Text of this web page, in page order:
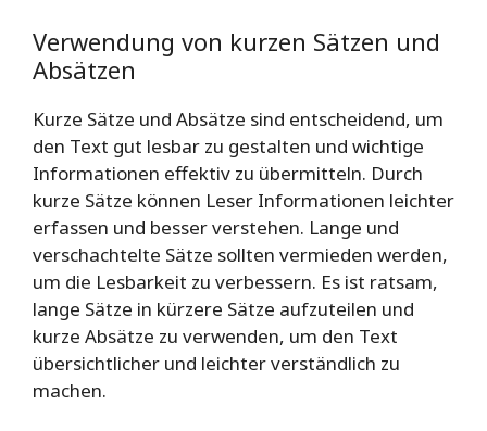
Verwendung von kurzen Sätzen und
Absätzen
Kurze Sätze und Absätze sind entscheidend, um
den Text gut lesbar zu gestalten und wichtige
Informationen effektiv zu übermitteln. Durch
kurze Sätze können Leser Informationen leichter
erfassen und besser verstehen. Lange und
verschachtelte Sätze sollten vermieden werden,
um die Lesbarkeit zu verbessern. Es ist ratsam,
lange Sätze in kürzere Sätze aufzuteilen und
kurze Absätze zu verwenden, um den Text
übersichtlicher und leichter verständlich zu
machen.